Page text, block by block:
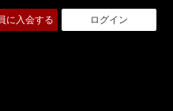
に入会する ログイン